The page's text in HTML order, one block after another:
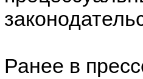
Ранее в